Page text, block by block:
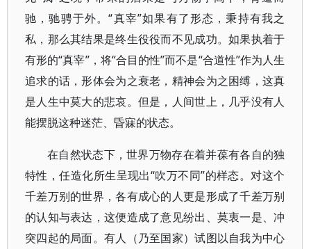
驰，驰骋于外。“真宰”如果有了形态，秉持有我之
私，那么其结果是终生役役而不见成功。如果执着于
有形的“真宰”，将“合目的性”而不是“合道性”作为人生
追求的话，形体会为之衰老，精神会为之困缚，这真
是人生中莫大的悲哀。但是，人间世上，几乎没有人
能摆脱这种迷茫、昏寐的状态。
在自然状态下，世界万物存在着并葆有各自的独
特性，任造化所生呈现出“吹万不同”的样态。对这个
千差万别的世界，各有成心的人更是形成了千差万别
的认知与表达，这便造成了意见纷出、莫衷一是、冲
突四起的局面。有人（乃至国家）试图以自我为中心